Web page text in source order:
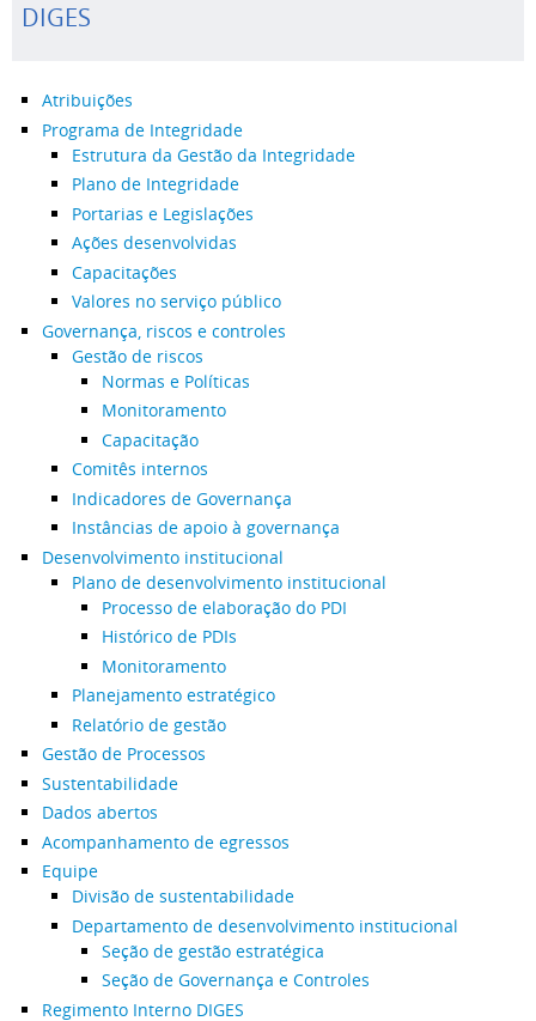
DIGES
Atribuições
Programa de Integridade
Estrutura da Gestão da Integridade
Plano de Integridade
Portarias e Legislações
Ações desenvolvidas
Capacitações
Valores no serviço público
Governança, riscos e controles
Gestão de riscos
Normas e Políticas
Monitoramento
Capacitação
Comitês internos
Indicadores de Governança
Instâncias de apoio à governança
Desenvolvimento institucional
Plano de desenvolvimento institucional
Processo de elaboração do PDI
Histórico de PDIs
Monitoramento
Planejamento estratégico
Relatório de gestão
Gestão de Processos
Sustentabilidade
Dados abertos
Acompanhamento de egressos
Equipe
Divisão de sustentabilidade
Departamento de desenvolvimento institucional
Seção de gestão estratégica
Seção de Governança e Controles
Regimento Interno DIGES